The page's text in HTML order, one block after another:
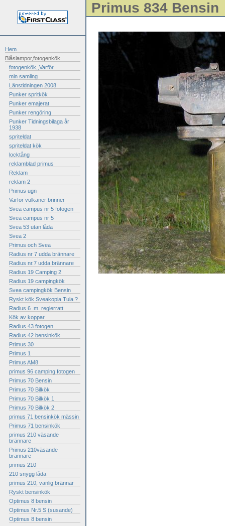
Hem
Blåslampor,fotogenkök
fotogenkök,,Varför
min samling
Länstidningen 2008
Punker spritkök
Punker emajerat
Punker rengöring
Punker Tidningsbilaga år
1938
spriteldat
spriteldat kök
locktång
reklamblad primus
Reklam
reklam 2
Primus ugn
Varför vulkaner brinner
Svea campus nr 5 fotogen
Svea campus nr 5
Svea 53 utan låda
Svea 2
Primus och Svea
Radius nr 7 udda brännare
Radius nr.7 udda brännare
Radius 19 Camping 2
Radius 19 campingkök
Svea campingkök Bensin
Ryskt kök Sveakopia Tula ?
Radius 6 .m. reglerratt
Kök av koppar
Radius 43 fotogen
Radius 42 bensinkök
Primus 30
Primus 1
Primus AM8
primus 96 camping fotogen
Primus 70 Bensin
Primus 70 Bilkök
Primus 70 Bilkök 1
Primus 70 Bilkök 2
primus 71 bensinkök mässin
Primus 71 bensinkök
primus 210 väsande
brännare
Primus 210väsande
brännare
primus 210
210 snygg låda
primus 210, vanlig brännar
Ryskt bensinkök
Optimus 8 bensin
Optimus Nr.5 S (susande)
Optimus 8 bensin
Primus 834 Bensin